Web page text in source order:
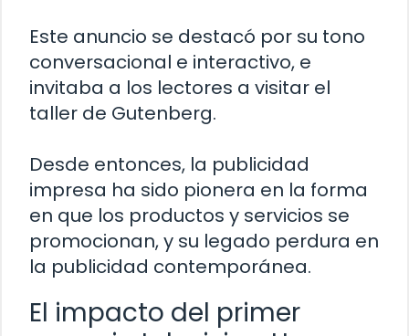
Este anuncio se destacó por su tono
conversacional e interactivo, e
invitaba a los lectores a visitar el
taller de Gutenberg.
Desde entonces, la publicidad
impresa ha sido pionera en la forma
en que los productos y servicios se
promocionan, y su legado perdura en
la publicidad contemporánea.
El impacto del primer